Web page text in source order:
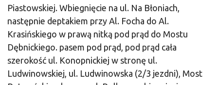
Piastowskiej. Wbiegnięcie na ul. Na Błoniach,
następnie deptakiem przy Al. Focha do Al.
Krasińskiego w prawą nitką pod prąd do Mostu
Dębnickiego. pasem pod prąd, pod prąd cała
szerokość ul. Konopnickiej w stronę ul.
Ludwinowskiej, ul. Ludwinowska (2/3 jezdni), Most